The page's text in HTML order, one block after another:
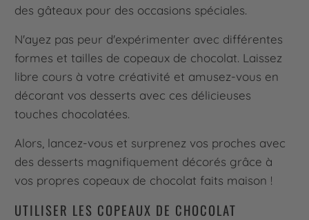
des gâteaux pour des occasions spéciales.
N'ayez pas peur d'expérimenter avec différentes
formes et tailles de copeaux de chocolat. Laissez
libre cours à votre créativité et amusez-vous en
décorant vos desserts avec ces délicieuses
touches chocolatées.
Alors, lancez-vous et surprenez vos proches avec
des desserts magnifiquement décorés grâce à
vos propres copeaux de chocolat faits maison !
UTILISER LES COPEAUX DE CHOCOLAT